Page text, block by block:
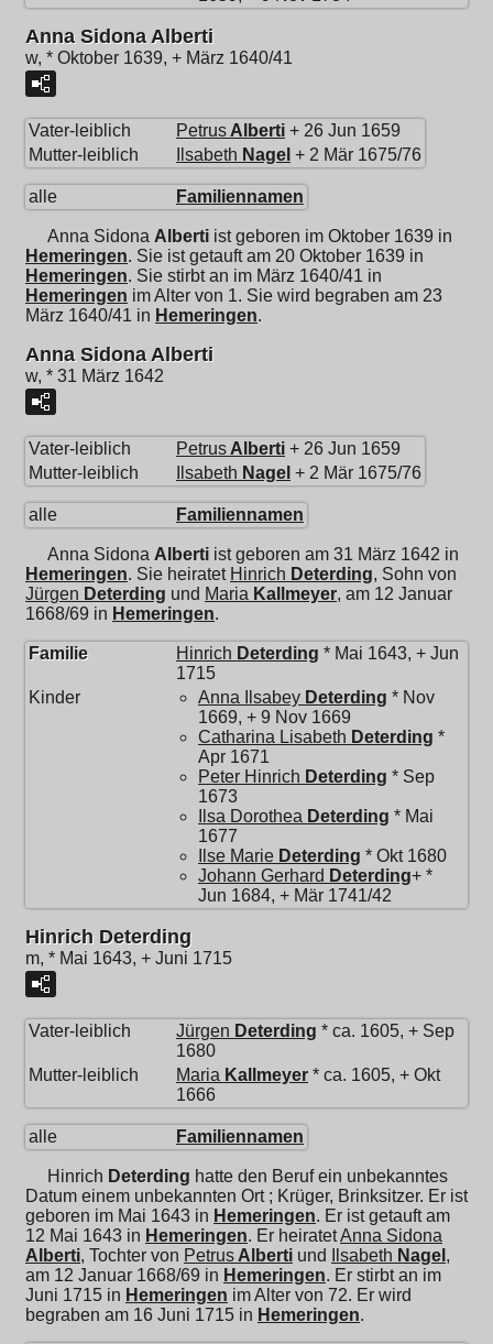
Anna Sidona Alberti
w, * Oktober 1639, + März 1640/41
Vater-leiblich Petrus Alberti + 26 Jun 1659
Mutter-leiblich
Ilsabeth Nagel + 2 Mär 1675/76
alle Familiennamen
Anna Sidona Alberti ist geboren im Oktober 1639 in
Hemeringen. Sie ist getauft am 20 Oktober 1639 in
Hemeringen. Sie stirbt an im März 1640/41 in
Hemeringen im Alter von 1. Sie wird begraben am 23
März 1640/41 in Hemeringen.
Anna Sidona Alberti
w, * 31 März 1642
Vater-leiblich Petrus Alberti + 26 Jun 1659
Mutter-leiblich
Ilsabeth Nagel + 2 Mär 1675/76
alle Familiennamen
Anna Sidona Alberti ist geboren am 31 März 1642 in
Hemeringen. Sie heiratet Hinrich Deterding, Sohn von
Jürgen Deterding und Maria Kallmeyer, am 12 Januar
1668/69 in Hemeringen.
Familie Hinrich Deterding * Mai 1643, + Jun
1715
Kinder
Anna Ilsabey Deterding * Nov
1669, + 9 Nov 1669
Catharina Lisabeth Deterding *
Apr 1671
Peter Hinrich Deterding * Sep
1673
Ilsa Dorothea Deterding * Mai
1677
Ilse Marie Deterding * Okt 1680
Johann Gerhard Deterding+ *
Jun 1684, + Mär 1741/42
Hinrich Deterding
m, * Mai 1643, + Juni 1715
Vater-leiblich Jürgen Deterding * ca. 1605, + Sep
1680
Mutter-leiblich
Maria Kallmeyer * ca. 1605, + Okt
1666
alle Familiennamen
Hinrich Deterding hatte den Beruf ein unbekanntes
Datum einem unbekannten Ort ; Krüger, Brinksitzer. Er ist
geboren im Mai 1643 in Hemeringen. Er ist getauft am
12 Mai 1643 in Hemeringen. Er heiratetAnna Sidona
Alberti, Tochter von Petrus Alberti und Ilsabeth Nagel ,
am 12 Januar 1668/69 in Hemeringen. Er stirbt an im
Juni 1715 in Hemeringen im Alter von 72. Er wird
begraben am 16 Juni 1715 in Hemeringen.